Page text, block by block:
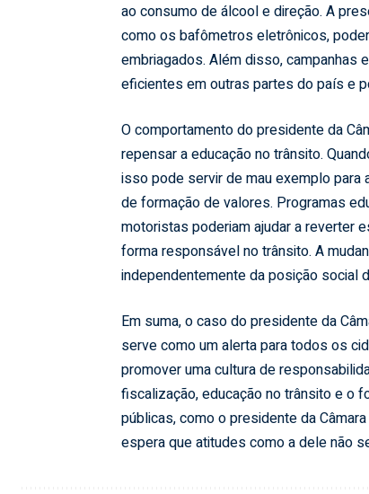
ao consumo de álcool e direção. A
como os bafômetros eletrônicos,
embriagados. Além disso,
eficientes em outras partes do país e
O comportamento do presidente da
repensar a educação no trânsito.
isso pode servir de mau exemplo
de formação de valores. Programas
motoristas poderiam ajudar a reverter
forma responsável no trânsito. A
independentemente da posição social
Em suma, o caso do presidente da
serve como um alerta para todos os
promover uma cultura de
fiscalização, educação no trânsito e o
públicas, como o presidente da
espera que atitudes como a dele não